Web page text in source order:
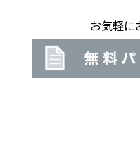
お気軽に